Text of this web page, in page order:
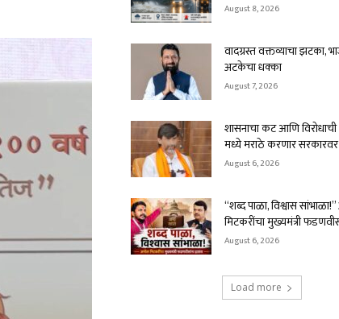
August 8, 2026
वादग्रस्त वक्तव्याचा झटका,
अटकेचा धक्का
August 7, 2026
शासनाचा कट आणि
मध्ये मराठे करणार सरकारवर
August 6, 2026
“शब्द पाळा, विश्वास
मिटकरींचा मुख्यमंत्री
August 6, 2026
Load more